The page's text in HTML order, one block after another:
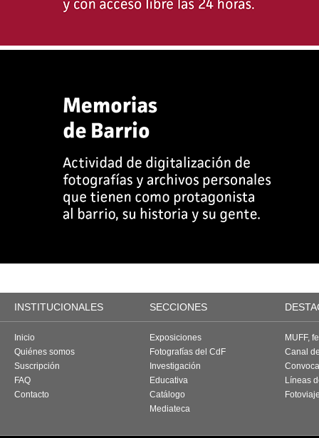
INSTITUCIONALES SECCIONES
Inicio
Quiénes somos
Suscripción
FAQ
Contacto
Exposiciones
Fotografías del CdF
Investigación
Educativa
Catálogo
Mediateca
MUFF,
Canal
Líneas